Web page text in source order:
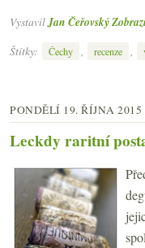
VystavilJan Čeřovský
Štítky:
Čechy , recenze ,
PONDĚLÍ 19. ŘÍJNA 2015
Leckdy raritní